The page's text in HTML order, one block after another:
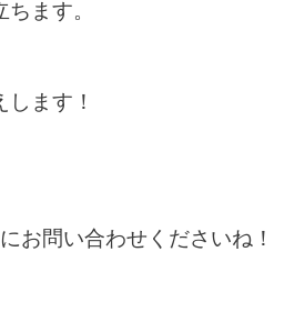
ます。
ます！
お問い合わせくださいね！